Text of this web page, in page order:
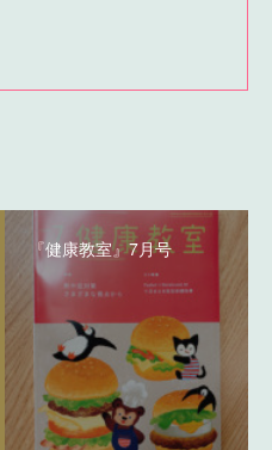
『健康教室』7月号